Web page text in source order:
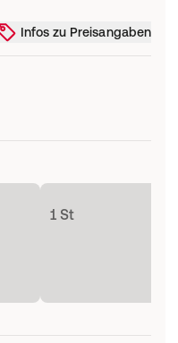
Infos zu Preisangaben
1 St